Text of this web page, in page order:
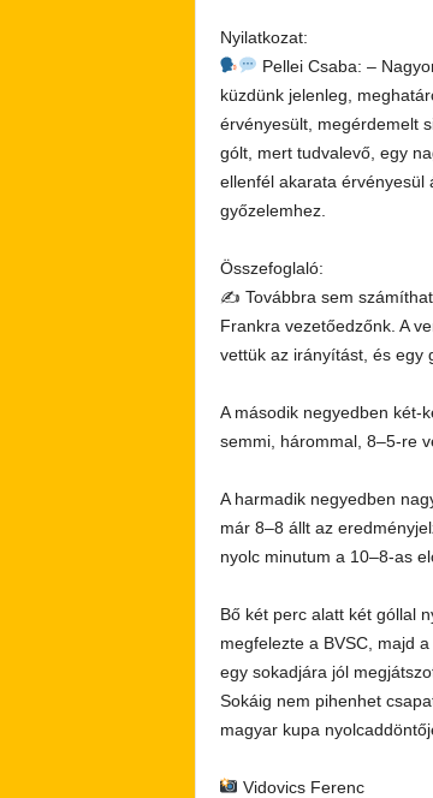
Nyilatkozat:
Pellei Csaba: –
küzdünk jelenleg,
érvényesült, megérdemelt
gólt, mert tudvalevő, egy
ellenfél akarata érvényesül
győzelemhez.
Összefoglaló:
✍️ Továbbra sem
Frankra vezetőedzőnk. A
vettük az irányítást, és egy
A második negyedben két-
semmi, hárommal, 8–5-re
A harmadik negyedben
már 8–8 állt az
nyolc minutum a 10–8-as
Bő két perc alatt két góllal
megfelezte a BVSC, majd
egy sokadjára jól
Sokáig nem pihenhet
magyar kupa
Vidovics Ferenc